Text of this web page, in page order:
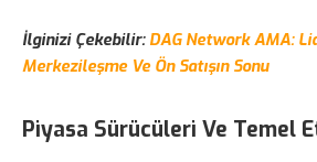
İlginizi Çekebilir: DAG Network AMA:
Merkezileşme Ve Ön Satışın Sonu
Piyasa Sürücüleri Ve Temel